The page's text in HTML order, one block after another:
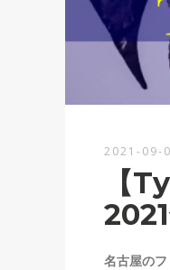
2021-09-
【
名古屋の